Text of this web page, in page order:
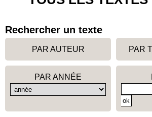
Rechercher un texte
PAR AUTEUR PAR
PAR ANNÉE